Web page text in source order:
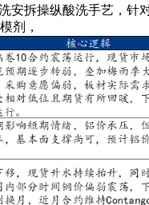
安拆操纵酸洗手艺，针
剂，